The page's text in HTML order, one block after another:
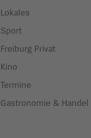
Lokales
Sport
Freiburg Privat
Kino
Termine
Gastronomie & Handel